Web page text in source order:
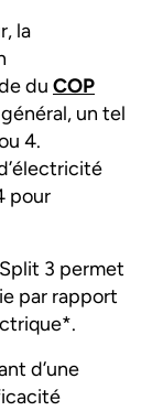
la
du COP
un tel
4.
pour
3 permet
par rapport
d’une